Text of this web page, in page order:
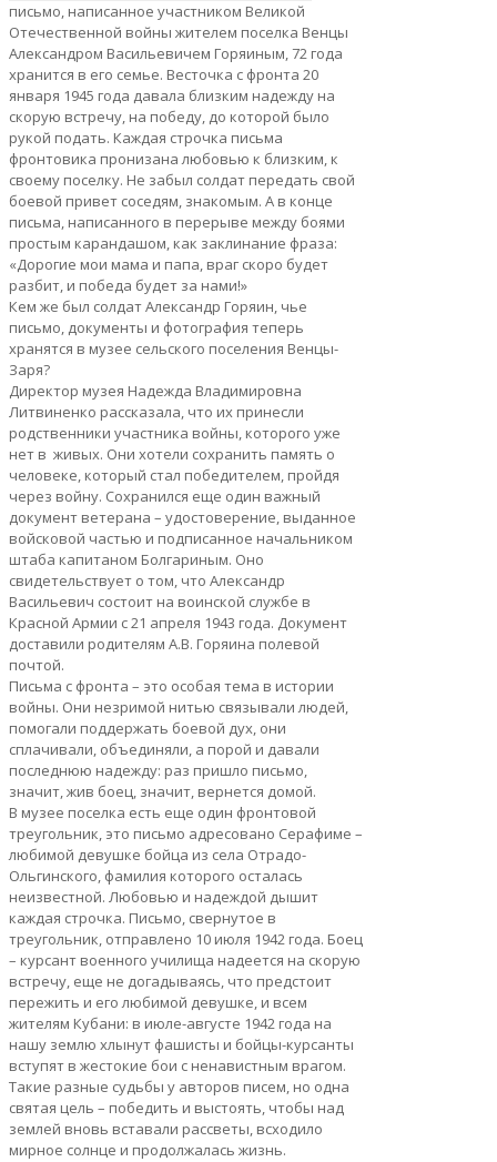
письмо, написанное участником Великой
Отечественной войны жителем поселка Венцы
Александром Васильевичем Горяиным, 72 года
хранится в его семье. Весточка с фронта 20
января 1945 года давала близким надежду на
скорую встречу, на победу, до которой было
рукой подать. Каждая строчка письма
фронтовика пронизана любовью к близким, к
своему поселку. Не забыл солдат передать свой
боевой привет соседям, знакомым. А в конце
письма, написанного в перерыве между боями
простым карандашом, как заклинание фраза:
«Дорогие мои мама и папа, враг скоро будет
разбит, и победа будет за нами!»
Кем же был солдат Александр Горяин, чье
письмо, документы и фотография теперь
хранятся в музее сельского поселения Венцы-
Заря?
Директор музея Надежда Владимировна
Литвиненко рассказала, что их принесли
родственники участника войны, которого уже
нет в живых. Они хотели сохранить память о
человеке, который стал победителем, пройдя
через войну. Сохранился еще один важный
документ ветерана – удостоверение, выданное
войсковой частью и подписанное начальником
штаба капитаном Болгариным. Оно
свидетельствует о том, что Александр
Васильевич состоит на воинской службе в
Красной Армии с 21 апреля 1943 года. Документ
доставили родителям А.В. Горяина полевой
почтой.
Письма с фронта – это особая тема в истории
войны. Они незримой нитью связывали людей,
помогали поддержать боевой дух, они
сплачивали, объединяли, а порой и давали
последнюю надежду: раз пришло письмо,
значит, жив боец, значит, вернется домой.
В музее поселка есть еще один фронтовой
треугольник, это письмо адресовано Серафиме –
любимой девушке бойца из села Отрадо-
Ольгинского, фамилия которого осталась
неизвестной. Любовью и надеждой дышит
каждая строчка. Письмо, свернутое в
треугольник, отправлено 10 июля 1942 года. Боец
– курсант военного училища надеется на скорую
встречу, еще не догадываясь, что предстоит
пережить и его любимой девушке, и всем
жителям Кубани: в июле-августе 1942 года на
нашу землю хлынут фашисты и бойцы-курсанты
вступят в жестокие бои с ненавистным врагом.
Такие разные судьбы у авторов писем, но одна
святая цель – победить и выстоять, чтобы над
землей вновь вставали рассветы, всходило
мирное солнце и продолжалась жизнь.